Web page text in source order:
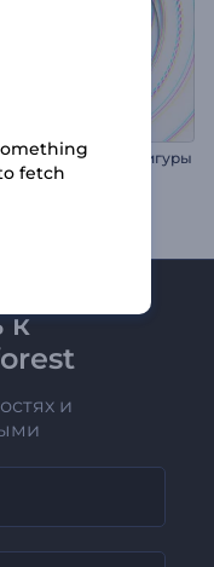
Симметричные фигуры
к
и
fetch